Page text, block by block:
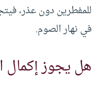
للمفطرين دون عذر،
في نهار الصوم.
هل يجوز إكمال